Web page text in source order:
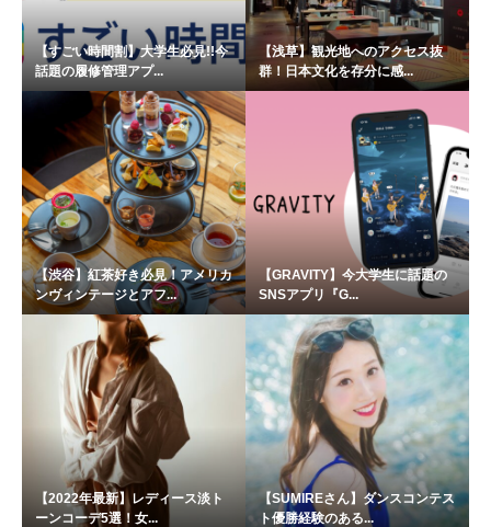
【すごい時間割】大学生必見!!今
話題の履修管理アプ...
【浅草】観光地へのアクセス抜
群！日本文化を存分に感...
【渋谷】紅茶好き必見！アメリカ
ンヴィンテージとアフ...
【GRAVITY】今大学生に話題の
SNSアプリ『G...
【2022年最新】レディース淡ト
ーンコーデ5選！女...
【SUMIREさん】ダンスコンテス
ト優勝経験のある...